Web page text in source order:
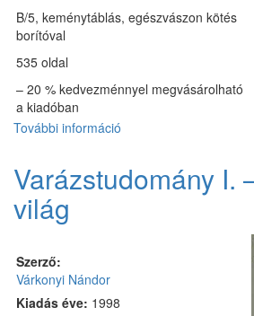
B/5, keménytáblás, egészvászon kötés
borítóval
535 oldal
– 20 % kedvezménnyel megvásárolható
a kiadóban
További információ
A
Varázstudomány I.
világ
Szerző:
Várkonyi Nándor
Kiadás éve: 1998